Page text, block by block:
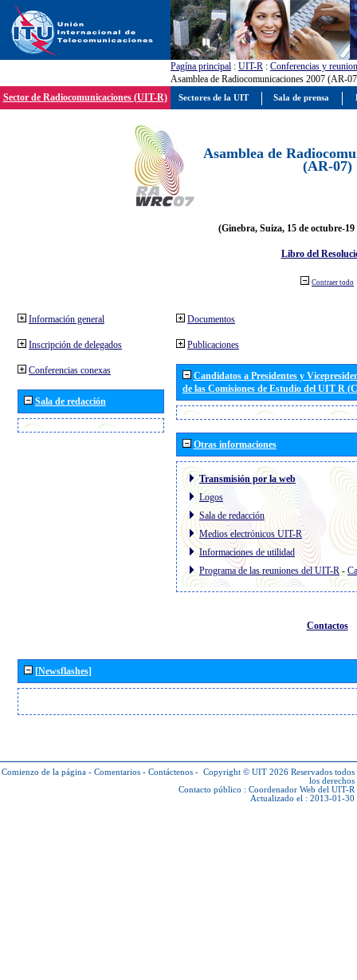
Pagína principal : UIT-R : Conferencias y
Asamblea de Radiocomunicaciones 2007 (AR-
Sector de Radiocomunicaciones (UIT-R)
Asamblea de
(AR-07)
(Ginebra, Suiza, 15 de octubre-19
Libro del
Contraer todo
Información general
Inscripción de delegados
Conferencias conexas
Sala de redacción
Documentos
Publicaciones
Candidatos a Presidentes y
de las Comisiones de Estudio del UIT R
Otras informaciones
Transmisión por la web
Logos
Sala de redacción
Medios electrónicos UIT-R
Informaciones de utilidad
Programa de las reuniones del UIT-R-
Contactos
[Newsflashes]
Comienzo de la página - Comentarios - Contáctenos - Copyright © UIT 2026 Reservados todos
los derechos
Contacto público : Coordenador Web del UIT-R
Actualizado el : 2013-01-30
Sectores de la UIT Sala de prensa